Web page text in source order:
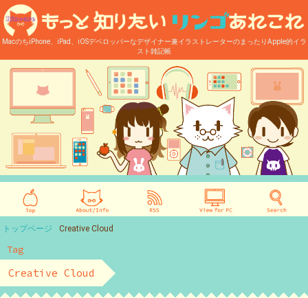
MacのちiPhone、iPad、iOSデベロッパーなデザイナー兼イラストレーターのまったりApple的イラ
スト雑記帳
トップページ Creative Cloud
Tag
Creative Cloud